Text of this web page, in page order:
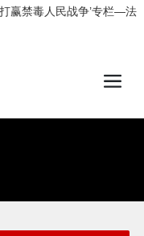
赢禁毒人民战争’专栏—法